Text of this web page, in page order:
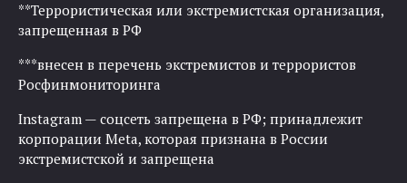
**Террористическая или экстремистская организация,
запрещенная в РФ
***внесен в перечень экстремистов и террористов
Росфинмониторинга
Instagram — соцсеть запрещена в РФ; принадлежит
корпорации Meta, которая признана в России
экстремистской и запрещена